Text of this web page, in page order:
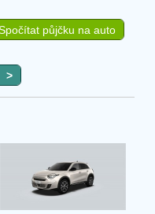
půjčku na auto
>